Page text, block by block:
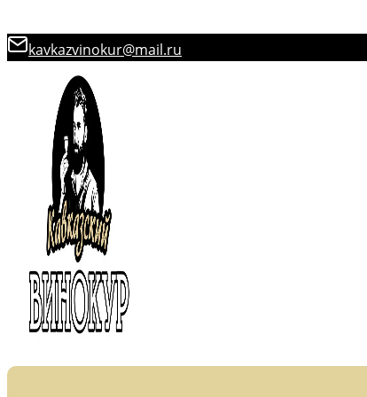
Перейти
содержимому
kavkazvinokur@mail.ru